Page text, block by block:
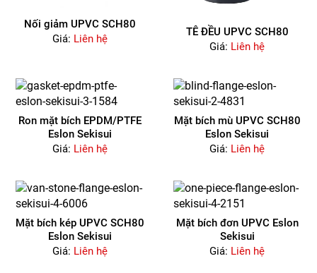
Nối giảm UPVC SCH80
Giá: Liên hệ
TÊ ĐỀU UPVC SCH80
Giá: Liên hệ
Ron mặt bích EPDM/PTFE
Eslon Sekisui
Giá: Liên hệ
Mặt bích mù UPVC SCH80
Eslon Sekisui
Giá: Liên hệ
Mặt bích kép UPVC SCH80
Eslon Sekisui
Giá: Liên hệ
Mặt bích đơn UPVC Eslon
Sekisui
Giá: Liên hệ